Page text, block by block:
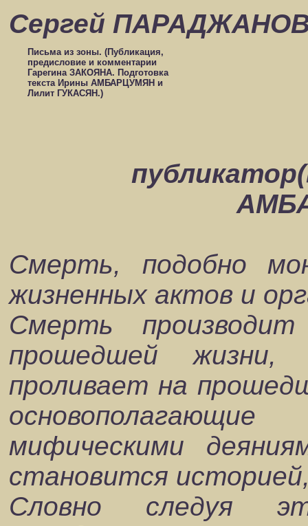
Сергей
Письма из зоны. (Публикация,
предисловие и комментарии
Гарегина ЗАКОЯНА. Подготовка
текста Ирины АМБАРЦУМЯН и
Лилит ГУКАСЯН.)
Смерть, подобно
жизненных актов и
Смерть
прошедшей
проливает на
мифическими
становится
Словно следуя